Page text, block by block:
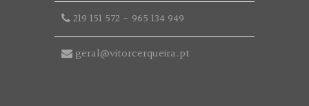
219 151 572 - 965 134 949
geral@vitorcerqueira.pt